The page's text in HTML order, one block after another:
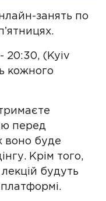
занять по
- 20:30, (Kyiv
кожного
перед
воно буде
Крім того,
будуть